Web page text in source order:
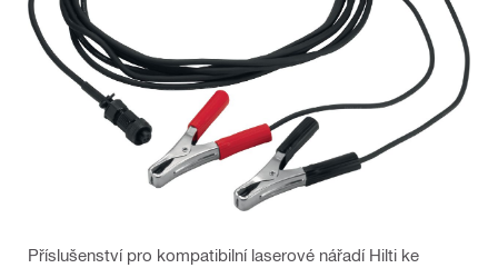
Příslušenství pro kompatibilní laserové nářadí Hilti ke